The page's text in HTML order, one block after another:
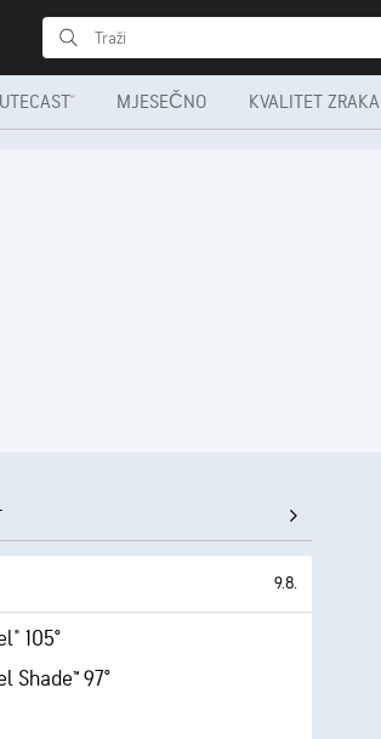
MJESEČNO KVALITET ZRAKA
9.8.
105°
Shade™ 97°